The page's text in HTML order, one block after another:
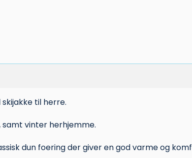
til herre.
vinter herhjemme.
dun foering der giver en god varme og